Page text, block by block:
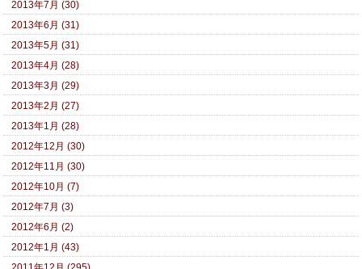
2013年7月 (30)
2013年6月 (31)
2013年5月 (31)
2013年4月 (28)
2013年3月 (29)
2013年2月 (27)
2013年1月 (28)
2012年12月 (30)
2012年11月 (30)
2012年10月 (7)
2012年7月 (3)
2012年6月 (2)
2012年1月 (43)